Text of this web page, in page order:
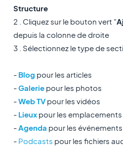
Structure
2 . Cliquez sur le bouton vert "
depuis la colonne de droite
3 . Sélectionnez le type de
- Blog pour les articles
-Galeriepour les photos
-Web TVpour les vidéos
- Lieuxpour les emplacements
-Agenda pour les événements
- Podcasts pour les fichiers